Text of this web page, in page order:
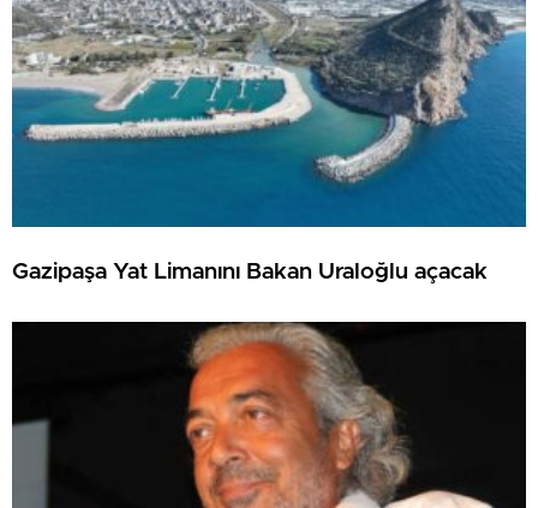
Gazipaşa Yat Limanını Bakan Uraloğlu açacak